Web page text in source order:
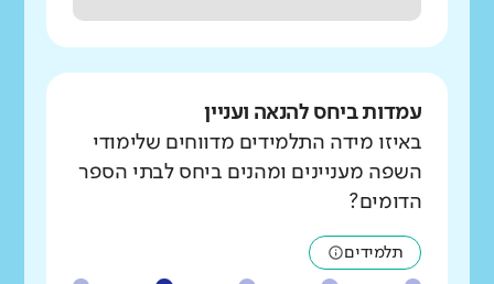
עמדות ביחס להנאה ועניין
באיזו מידה התלמידים מדווחים שלימודי
השפה מעניינים ומהנים ביחס לבתי הספר
הדומים?
תלמידים